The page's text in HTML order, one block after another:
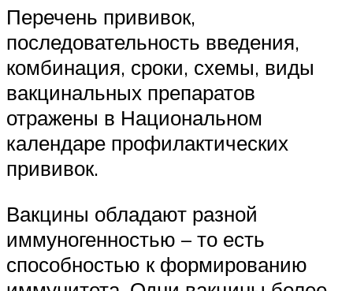
Перечень прививок,
последовательность введения,
комбинация, сроки, схемы, виды
вакцинальных препаратов
отражены в Национальном
календаре профилактических
прививок.
Вакцины обладают разной
иммуногенностью – то есть
способностью к формированию